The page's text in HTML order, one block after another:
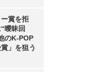
賞を拒
曖昧回
のK-POP
」を狙う